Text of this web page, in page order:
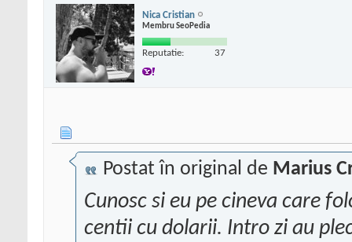
Nica Cristian
Membru SeoPedia
Reputatie: 37
Postat în original de Marius
Cunosc si eu pe cineva care
centii cu dolarii. Intro zi au